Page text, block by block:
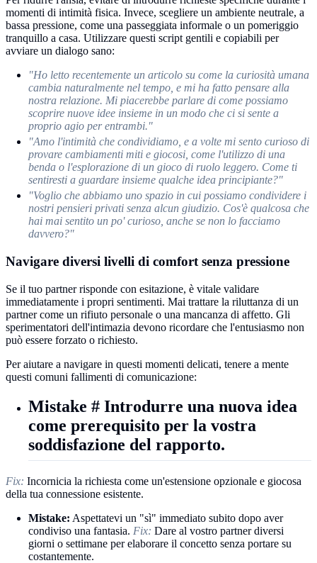
momenti di intimità fisica. Invece, scegliere un ambiente neutrale, a
bassa pressione, come una passeggiata informale o un pomeriggio
tranquillo a casa. Utilizzare questi script gentili e copiabili per
avviare un dialogo sano:
"Ho letto recentemente un articolo su come la curiosità umana
cambia naturalmente nel tempo, e mi ha fatto pensare alla
nostra relazione. Mi piacerebbe parlare di come possiamo
scoprire nuove idee insieme in un modo che ci si sente a
proprio agio per entrambi."
"Amo l'intimità che condividiamo, e a volte mi sento curioso di
provare cambiamenti miti e giocosi, come l'utilizzo di una
benda o l'esplorazione di un gioco di ruolo leggero. Come ti
sentiresti a guardare insieme qualche idea principiante?"
"Voglio che abbiamo uno spazio in cui possiamo condividere i
nostri pensieri privati senza alcun giudizio. Cos'è qualcosa che
hai mai sentito un po' curioso, anche se non lo facciamo
davvero?"
Navigare diversi livelli di comfort senza pressione
Se il tuo partner risponde con esitazione, è vitale validare
immediatamente i propri sentimenti. Mai trattare la riluttanza di un
partner come un rifiuto personale o una mancanza di affetto. Gli
sperimentatori dell'intimazia devono ricordare che l'entusiasmo non
può essere forzato o richiesto.
Per aiutare a navigare in questi momenti delicati, tenere a mente
questi comuni fallimenti di comunicazione:
Mistake # Introdurre una nuova idea
come prerequisito per la vostra
soddisfazione del rapporto.
Fix: Incornicia la richiesta come un'estensione opzionale e giocosa
della tua connessione esistente.
Mistake: Aspettatevi un "sì" immediato subito dopo aver
condiviso una fantasia. Fix: Dare al vostro partner diversi
giorni o settimane per elaborare il concetto senza portare su
costantemente.